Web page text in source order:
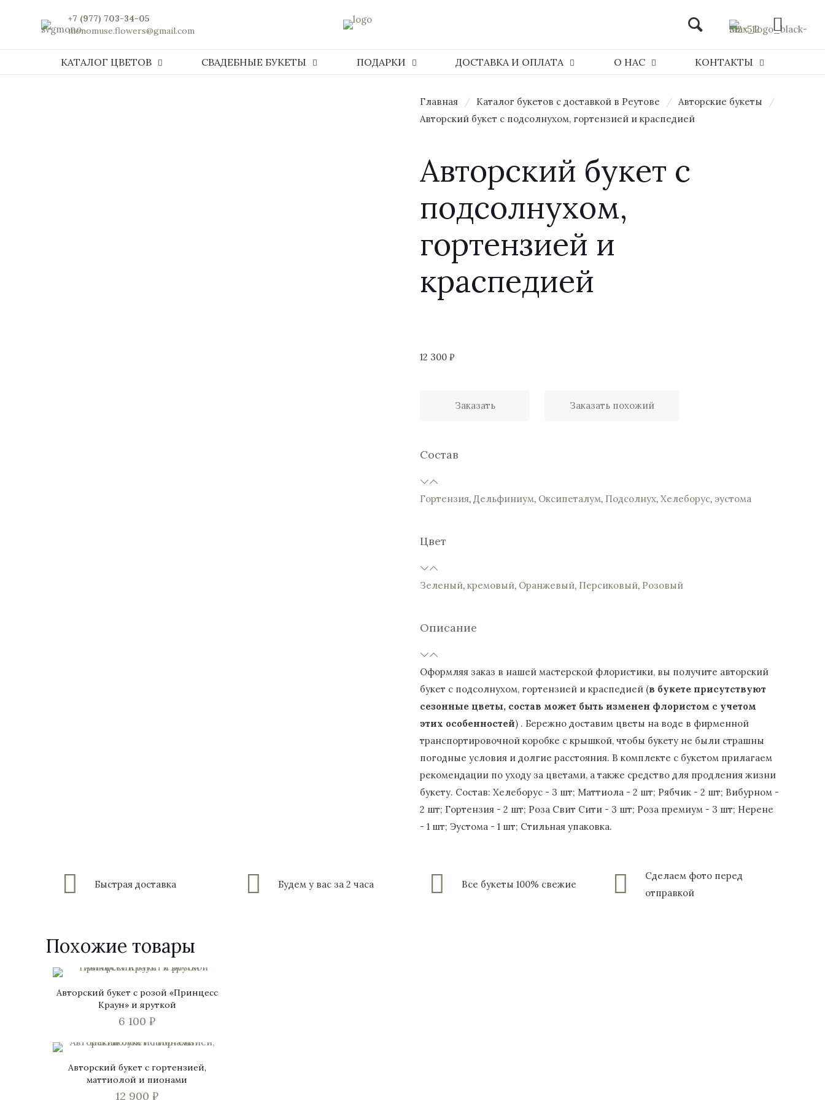
+7 (977) 703-34-05
monomuse.flowers@gmail.com
КАТАЛОГ ЦВЕТОВ СВАДЕБНЫЕ БУКЕТЫ ПОДАРКИ ДОСТАВКА И ОПЛАТА О НАС КОНТАКТЫ
Главная / Каталог букетов с доставкой в Реутове / Авторские букеты
/
Авторский букет с подсолнухом, гортензией и краспедией
Авторский букет с
подсолнухом,
гортензией и
краспедией
12 300 ₽
Заказать Заказать похожий
Состав
Гортензия, Дельфиниум, Оксипеталум, Подсолнух, Хелеборус, эустома
Цвет
Зеленый, кремовый, Оранжевый, Персиковый, Розовый
Описание
Оформляя заказ в нашей мастерской флористики, вы получите авторский
букет с подсолнухом, гортензией и краспедией (в букете присутствуют
сезонные цветы, состав может быть изменен флористом с учетом
этих особенностей) . Бережно доставим цветы на воде в фирменной
транспортировочной коробке с крышкой, чтобы букету не были страшны
погодные условия и долгие расстояния. В комплекте с букетом прилагаем
рекомендации по уходу за цветами, а также средство для продления жизни
букету. Состав: Хелеборус - 3 шт; Маттиола - 2 шт; Рябчик - 2 шт; Вибурном -
2 шт; Гортензия - 2 шт; Роза Свит Сити - 3 шт; Роза премиум - 3 шт; Нерене
- 1 шт; Эустома - 1 шт; Стильная упаковка.
Быстрая доставка Будем у вас за 2 часа Все букеты 100% свежие
Сделаем фото перед
отправкой
Похожие товары
Авторский букет с розой «Принцесс
Краун» и яруткой
6 100 ₽
Авторский букет с гортензией,
маттиолой и пионами
12 900 ₽